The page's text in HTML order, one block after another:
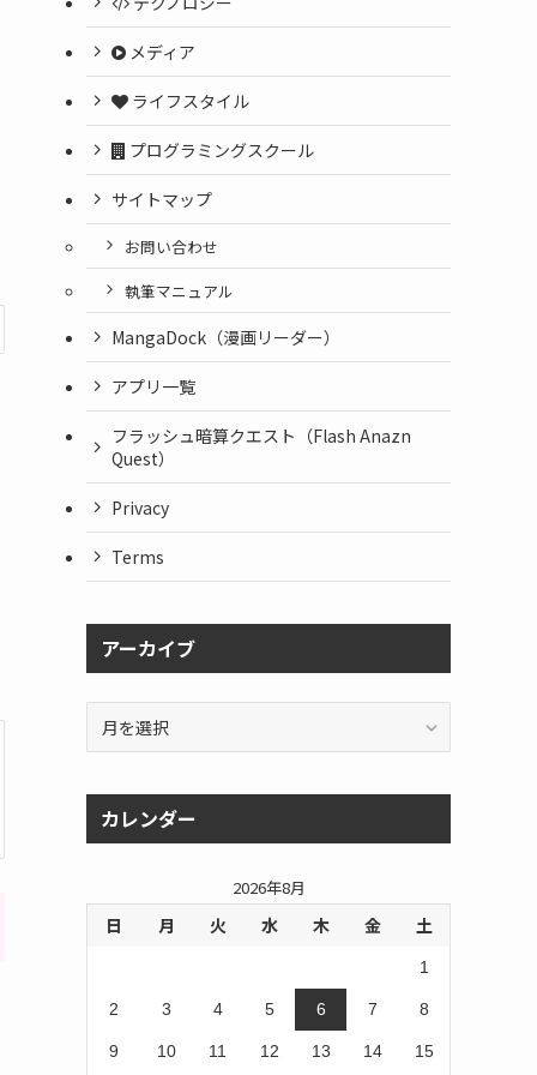
メディア
ライフスタイル
プログラミングスクール
サイトマップ
お問い合わせ
執筆マニュアル
MangaDock（漫画リーダー）
アプリ一覧
フラッシュ暗算クエスト（Flash Anazn
Quest）
Privacy
Terms
アーカイブ
イ
カレンダー
2026年8月
日 月 火 水 木 金 土
1
2 3 4 5 6 7 8
9 10 11 12 13 14 15